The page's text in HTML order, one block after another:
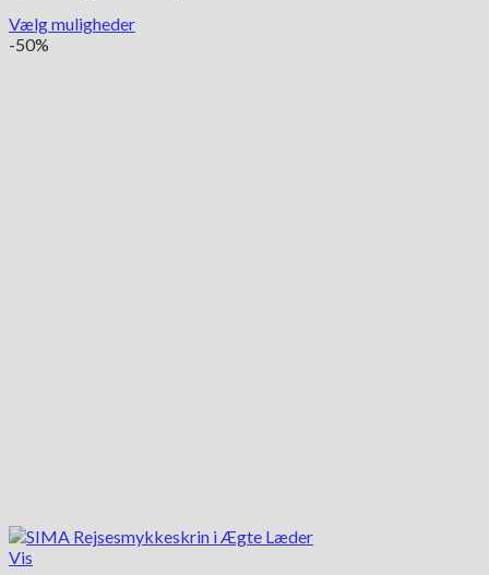
Vælg muligheder
Dette
-50%
Vis